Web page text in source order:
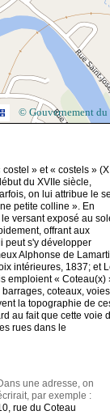
© Gouvernement du
» et « costels »
du XVIIe siècle,
on lui attribue le
petite colline ». En
versant exposé au
offrant aux
peut s'y développer
Alphonse de
intérieures, 1837; et
emploient « Coteau(x)
coteaux,
la topographie de
au fait que cette voie
rues dans le
une adresse, on
par exemple :
rue du Coteau